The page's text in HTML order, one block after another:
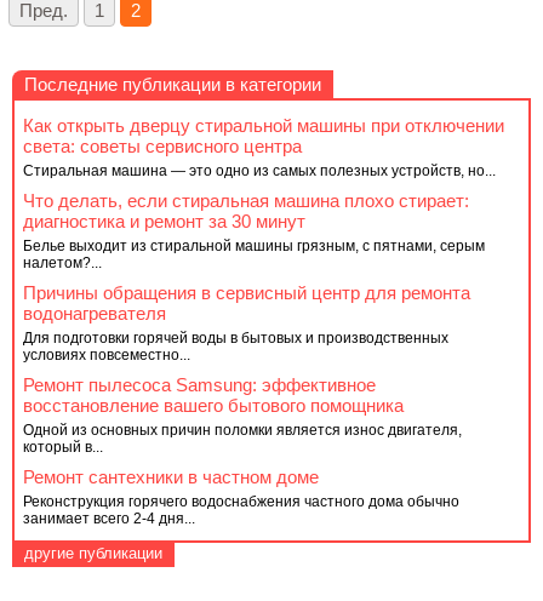
Пред. 1 2
Последние публикации в категории
Как открыть дверцу стиральной машины при отключении
света: советы сервисного центра
Стиральная машина — это одно из самых полезных устройств, но...
Что делать, если стиральная машина плохо стирает:
диагностика и ремонт за 30 минут
Белье выходит из стиральной машины грязным, с пятнами, серым
налетом?...
Причины обращения в сервисный центр для ремонта
водонагревателя
Для подготовки горячей воды в бытовых и производственных
условиях повсеместно...
Ремонт пылесоса Samsung: эффективное
восстановление вашего бытового помощника
Одной из основных причин поломки является износ двигателя,
который в...
Ремонт сантехники в частном доме
Реконструкция горячего водоснабжения частного дома обычно
занимает всего 2-4 дня...
другие публикации